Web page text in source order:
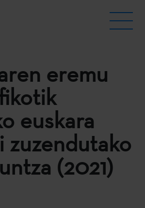
eremu
euskara
zuzendutako
(2021)